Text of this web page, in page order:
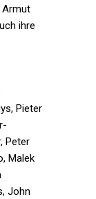
Armut
ihre
Pieter
Peter
Malek
John